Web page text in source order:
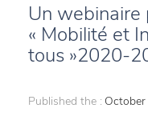
Un webinaire
« Mobilité et
tous »2020-
Published the :